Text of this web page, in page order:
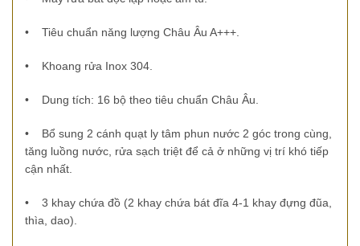
• Tiêu chuẩn năng lượng Châu Âu A+++.
• Khoang rửa Inox 304.
• Dung tích: 16 bộ theo tiêu chuẩn Châu Âu.
• Bổ sung 2 cánh quạt ly tâm phun nước 2 góc trong cùng,
tăng luồng nước, rửa sạch triệt để cả ở những vị trí khó tiếp
cận nhất.
• 3 khay chứa đồ (2 khay chứa bát đĩa 4-1 khay đựng đũa,
thìa, dao).